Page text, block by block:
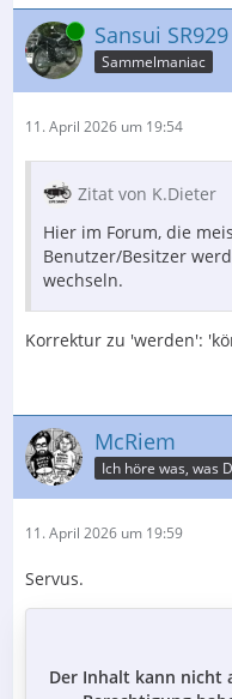
Online Sansui SR929
Sammelmaniac
11. April 2026 um 19:54
Zitat von K.Dieter
Hier im Forum, die
Benutzer/Besitzer
wechseln.
Korrektur zu 'werden':
McRiem
11. April 2026 um 19:59
Servus.
Der Inhalt kann nicht